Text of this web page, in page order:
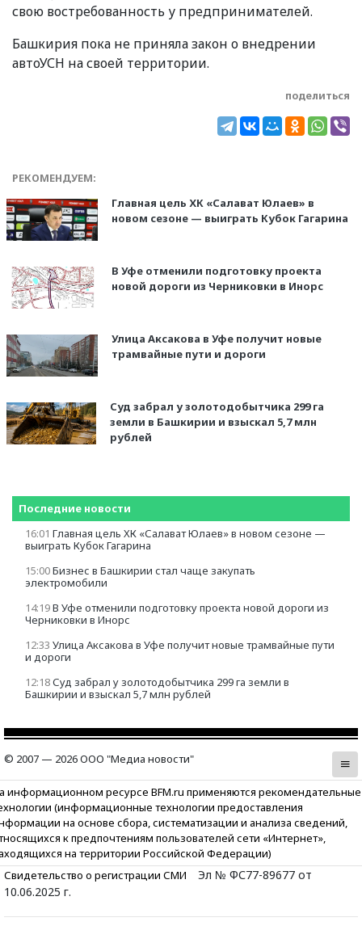
свою востребованность у предпринимателей.
Башкирия пока не приняла закон о внедрении
автоУСН на своей территории.
поделиться
РЕКОМЕНДУЕМ:
Главная цель ХК «Салават Юлаев» в
новом сезоне — выиграть Кубок Гагарина
В Уфе отменили подготовку проекта
новой дороги из Черниковки в Инорс
Улица Аксакова в Уфе получит новые
трамвайные пути и дороги
Суд забрал у золотодобытчика 299 га
земли в Башкирии и взыскал 5,7 млн
рублей
Последние новости
16:01 Главная цель ХК «Салават Юлаев» в новом сезоне —
выиграть Кубок Гагарина
15:00Бизнес в Башкирии стал чаще закупать
электромобили
14:19В Уфе отменили подготовку проекта новой дороги из
Черниковки в Инорс
12:33 Улица Аксакова в Уфе получит новые трамвайные пути
и дороги
12:18Суд забрал у золотодобытчика 299 га земли в
Башкирии и взыскал 5,7 млн рублей
© 2007 — 2026 ООО "Медиа новости"
информационном ресурсе BFM.ru применяются рекомендательные
(информационные технологии предоставления
на основе сбора, систематизации и анализа сведений,
к предпочтениям пользователей сети «Интернет»,
на территории Российской Федерации)
Свидетельство о регистрации СМИ
Эл № ФС77-89677 от
10.06.2025 г.